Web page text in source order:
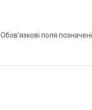
Обов’язкові поля позначені